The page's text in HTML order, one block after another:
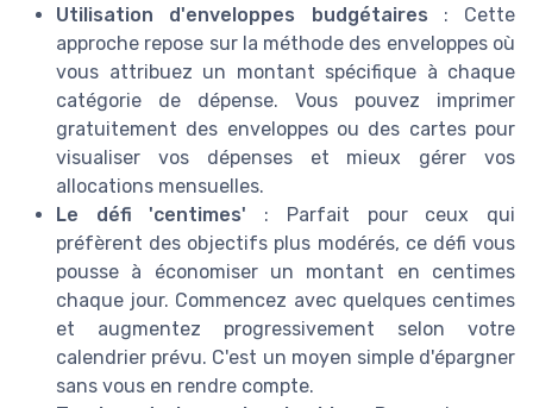
Utilisation d'enveloppes budgétaires : Cette
approche repose sur la méthode des enveloppes où
vous attribuez un montant spécifique à chaque
catégorie de dépense. Vous pouvez imprimer
gratuitement des enveloppes ou des cartes pour
visualiser vos dépenses et mieux gérer vos
allocations mensuelles.
Le défi 'centimes' : Parfait pour ceux qui
préfèrent des objectifs plus modérés, ce défi vous
pousse à économiser un montant en centimes
chaque jour. Commencez avec quelques centimes
et augmentez progressivement selon votre
calendrier prévu. C'est un moyen simple d'épargner
sans vous en rendre compte.